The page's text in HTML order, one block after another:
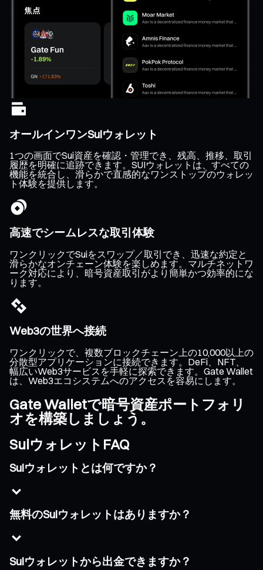
オールインワンSuiウォレット
1つの画面でSui資産を確認・管理でき、残高、推移、取引
履歴を明確に追跡できます。SUIウォレットは、すべての
機能を統合し、滑らかで直感的なワンストップのウォレッ
ト体験を提供します。
高速でシームレスな取引体験
ワンクリックでSuiをスワップ／取引でき、迅速な約定と
滑らかなオンチェーン体験を楽しめます。マルチネットワ
ーク対応により、暗号資産取引がより簡単かつ効率的にな
ります。
Web3の世界へ接続
ワンクリックで、複数ブロックチェーン上の10,000以上の
分散型アプリケーションに接続できます。DeFi、NFT、
幅広いWeb3サービスを手軽に探索できます。Gate Wallet
は、Web3エコシステムへのアクセスを容易にします。
Gate Walletで暗号資産ポートフォリ
オを構築しましょう。
SuiウォレットFAQ
Suiウォレットとは何ですか？
無料のSuiウォレットはありますか？
Suiウォレットから出金できますか？